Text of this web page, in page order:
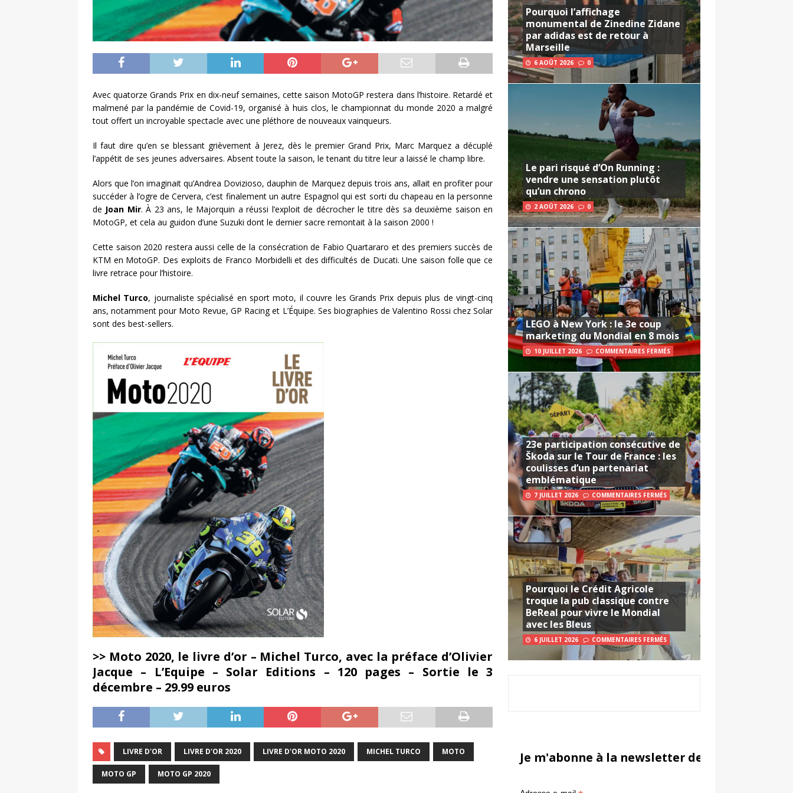
Avec quatorze Grands Prix en dix-neuf semaines, cette saison MotoGP restera dans l’histoire. Retardé et
malmené par la pandémie de Covid-19, organisé à huis clos, le championnat du monde 2020 a malgré
tout offert un incroyable spectacle avec une pléthore de nouveaux vainqueurs.
Il faut dire qu’en se blessant grièvement à Jerez, dès le premier Grand Prix, Marc Marquez a décuplé
l’appétit de ses jeunes adversaires. Absent toute la saison, le tenant du titre leur a laissé le champ libre.
Alors que l’on imaginait qu’Andrea Dovizioso, dauphin de Marquez depuis trois ans, allait en profiter pour
succéder à l’ogre de Cervera, c’est finalement un autre Espagnol qui est sorti du chapeau en la personne
de Joan Mir. À 23 ans, le Majorquin a réussi l’exploit de décrocher le titre dès sa deuxième saison en
MotoGP, et cela au guidon d’une Suzuki dont le dernier sacre remontait à la saison 2000 !
Cette saison 2020 restera aussi celle de la consécration de Fabio Quartararo et des premiers succès de
KTM en MotoGP. Des exploits de Franco Morbidelli et des difficultés de Ducati. Une saison folle que ce
livre retrace pour l’histoire.
Michel Turco, journaliste spécialisé en sport moto, il couvre les Grands Prix depuis plus de vingt-cinq
ans, notamment pour Moto Revue, GP Racing et L’Équipe. Ses biographies de Valentino Rossi chez Solar
sont des best-sellers.
>> Moto 2020, le livre d’or – Michel Turco, avec la préface d’Olivier
Jacque – L’Equipe – Solar Editions – 120 pages – Sortie le 3
décembre – 29.99 euros
LIVRE D'OR LIVRE D'OR 2020 LIVRE D'OR MOTO 2020 MICHEL TURCO MOTO
MOTO GP MOTO GP 2020
Pourquoi l’affichage
monumental de Zinedine Zidane
par adidas est de retour à
Marseille
6 AOÛT 2026 0
Le pari risqué d’On Running :
vendre une sensation plutôt
qu’un chrono
2 AOÛT 2026 0
LEGO à New York : le 3e coup
marketing du Mondial en 8 mois
10 JUILLET 2026 COMMENTAIRES FERMÉS
23e participation consécutive de
Škoda sur le Tour de France : les
coulisses d’un partenariat
emblématique
7 JUILLET 2026 COMMENTAIRES FERMÉS
Pourquoi le Crédit Agricole
troque la pub classique contre
BeReal pour vivre le Mondial
avec les Bleus
6 JUILLET 2026 COMMENTAIRES FERMÉS
Je m'abonne à la newsletter de